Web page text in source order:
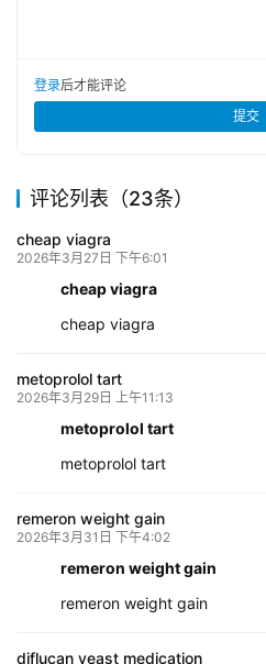
登录后才能评论
提交
评论列表（23条）
cheap viagra
2026年3月27日 下午6:01
cheap viagra
cheap viagra
metoprolol tart
2026年3月29日 上午11:13
metoprolol tart
metoprolol tart
remeron weight gain
2026年3月31日 下午4:02
remeron weight gain
remeron weight gain
diflucan yeast medication